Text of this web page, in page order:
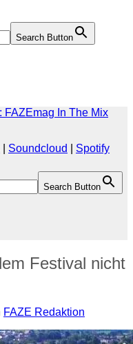
Search Button
Search Button
FAZEmag In The Mix
Soundcloud
Spotify
Festival nicht
FAZE Redaktion